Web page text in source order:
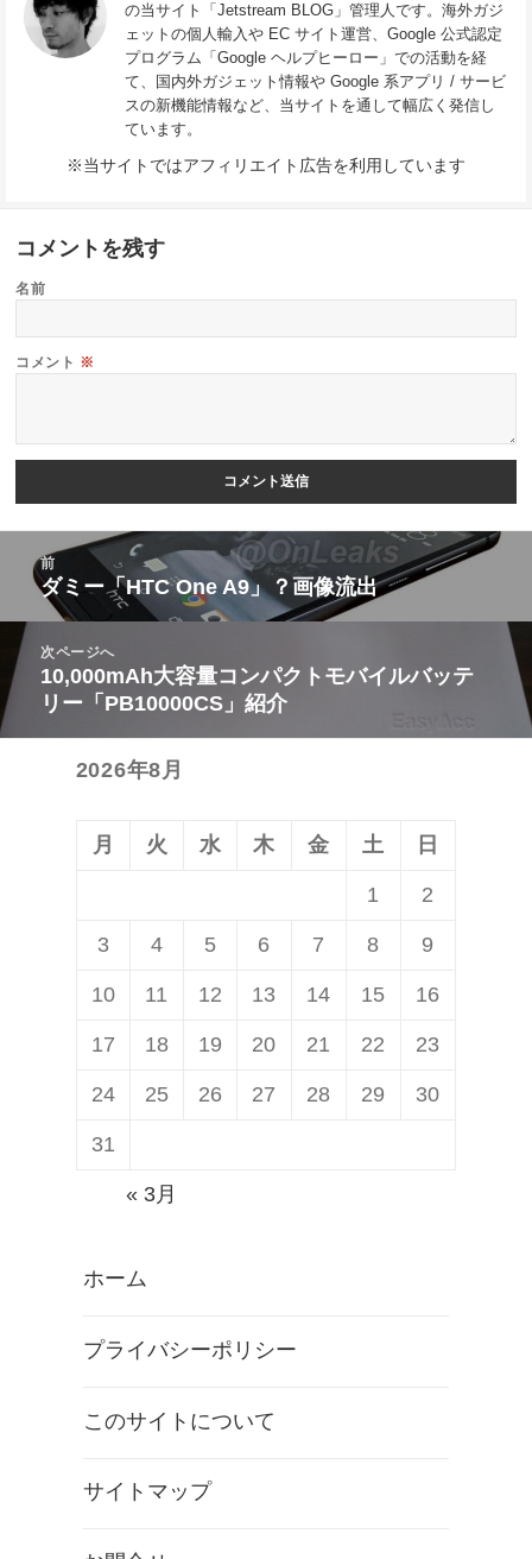
の当サイト「Jetstream BLOG」管理人です。海外ガジ
ェットの個人輸入や EC サイト運営、Google 公式認定
プログラム「Google ヘルプヒーロー」での活動を経
て、国内外ガジェット情報や Google 系アプリ / サービ
スの新機能情報など、当サイトを通して幅広く発信し
ています。
※当サイトではアフィリエイト広告を利用しています
コメントを残す
名前
コメント ※
ビ
ゲ
ー
前
前
の
投
稿:
ダミー「HTC One A9」？画像流出
次ページへ
次
の
投
10,000mAh大容量コンパクトモバイルバッテ
リー「PB10000CS」紹介
2026年8月
月 火 水 木 金 土 日
1 2
3 4 5 6 7 8 9
10 11 12 13 14 15 16
17 18 19 20 21 22 23
24 25 26 27 28 29 30
31
« 3月
ホーム
プライバシーポリシー
このサイトについて
サイトマップ